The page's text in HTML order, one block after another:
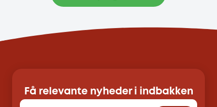
Få relevante nyheder i indbakken